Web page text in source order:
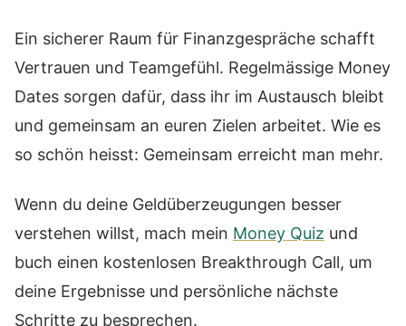
Ein sicherer Raum für Finanzgespräche schafft
Vertrauen und Teamgefühl. Regelmässige Money
Dates sorgen dafür, dass ihr im Austausch bleibt
und gemeinsam an euren Zielen arbeitet. Wie es
so schön heisst: Gemeinsam erreicht man mehr.
Wenn du deine Geldüberzeugungen besser
verstehen willst, mach mein Money Quiz und
buch einen kostenlosen Breakthrough Call, um
deine Ergebnisse und persönliche nächste
Schritte zu besprechen.